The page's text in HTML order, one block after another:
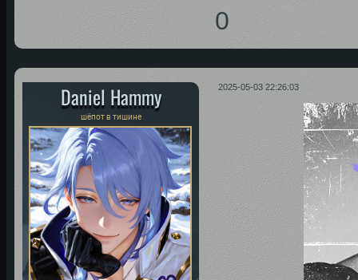
0
2025-05-03 22:26:03
Daniel Hammy
шёпот в тишине